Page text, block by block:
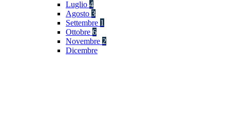
Luglio 4
Agosto 3
Settembre 1
Ottobre 6
Novembre 2
Dicembre